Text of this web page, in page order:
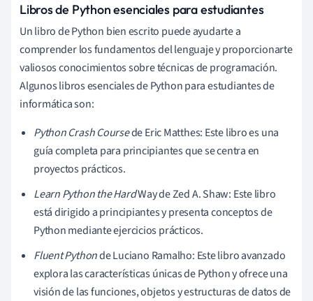
Libros de Python esenciales para estudiantes
Un libro de Python bien escrito puede ayudarte a
comprender los fundamentos del lenguaje y proporcionarte
valiosos conocimientos sobre técnicas de programación.
Algunos libros esenciales de Python para estudiantes de
informática son:
Python Crash Coursede Eric Matthes: Este libro es una
guía completa para principiantes que se centra en
proyectos prácticos.
Learn Python the HardWay de Zed A. Shaw: Este libro
está dirigido a principiantes y presenta conceptos de
Python mediante ejercicios prácticos.
Fluent Pythonde Luciano Ramalho: Este libro avanzado
explora las características únicas de Python y ofrece una
visión de las funciones, objetos y estructuras de datos de